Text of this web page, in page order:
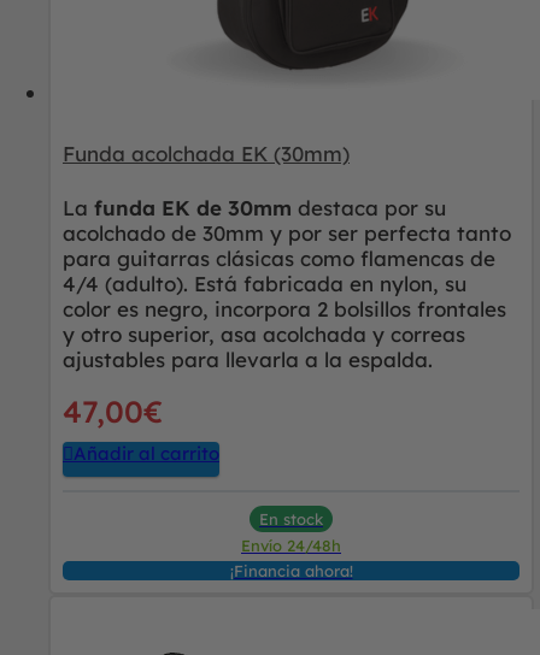
Funda acolchada EK (30mm)
La funda EK de 30mm destaca por su
acolchado de 30mm y por ser perfecta tanto
para guitarras clásicas como flamencas de
4/4 (adulto). Está fabricada en nylon, su
color es negro, incorpora 2 bolsillos frontales
y otro superior, asa acolchada y correas
ajustables para llevarla a la espalda.
47,00€
Añadir al carrito
En stock
Envío 24/48h
¡Financia ahora!